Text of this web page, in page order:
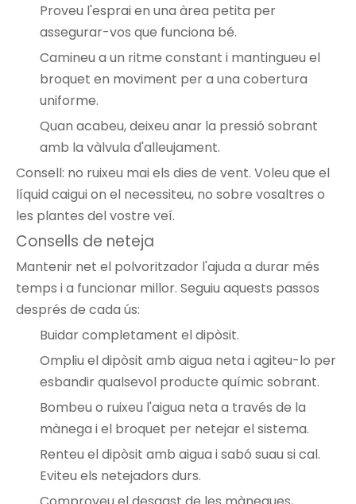
Proveu l'esprai en una àrea petita per
assegurar-vos que funciona bé.
Camineu a un ritme constant i mantingueu el
broquet en moviment per a una cobertura
uniforme.
Quan acabeu, deixeu anar la pressió sobrant
amb la vàlvula d'alleujament.
Consell: no ruixeu mai els dies de vent. Voleu que el
líquid caigui on el necessiteu, no sobre vosaltres o
les plantes del vostre veí.
Consells de neteja
Mantenir net el polvoritzador l'ajuda a durar més
temps i a funcionar millor. Seguiu aquests passos
després de cada ús:
Buidar completament el dipòsit.
Ompliu el dipòsit amb aigua neta i agiteu-lo per
esbandir qualsevol producte químic sobrant.
Bombeu o ruixeu l'aigua neta a través de la
mànega i el broquet per netejar el sistema.
Renteu el dipòsit amb aigua i sabó suau si cal.
Eviteu els netejadors durs.